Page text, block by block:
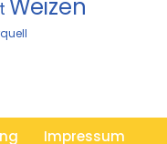
Weizen
Impressum